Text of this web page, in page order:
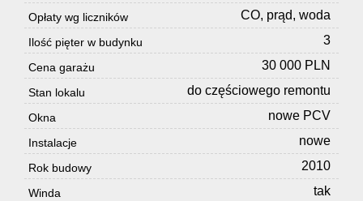
Opłaty wg liczników CO, prąd, woda
Ilość pięter w budynku 3
Cena garażu 30 000 PLN
Stan lokalu do częściowego remontu
Okna nowe PCV
Instalacje nowe
Rok budowy 2010
Winda tak